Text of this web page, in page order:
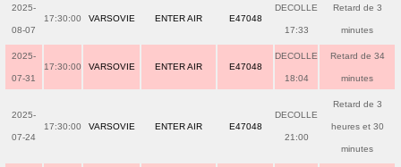
2025-
08-07
17:30:00 VARSOVIE ENTER AIR E47048
DECOLLE
17:33
Retard de 3
minutes
2025-
07-31
17:30:00 VARSOVIE ENTER AIR E47048
DECOLLE
18:04
Retard de 34
minutes
2025-
07-24
17:30:00 VARSOVIE ENTER AIR E47048
DECOLLE
21:00
Retard de 3
heures et 30
minutes